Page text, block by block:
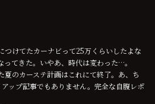
つけてたカーナビって25万くらいしたよな
てきた。いやあ、時代は変わった…。
夏のカーステ計画はこれにて終了。あ、ち
ップ記事でもありません。完全な自腹レポ